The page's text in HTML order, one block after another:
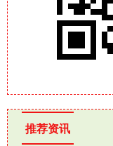
推荐资讯